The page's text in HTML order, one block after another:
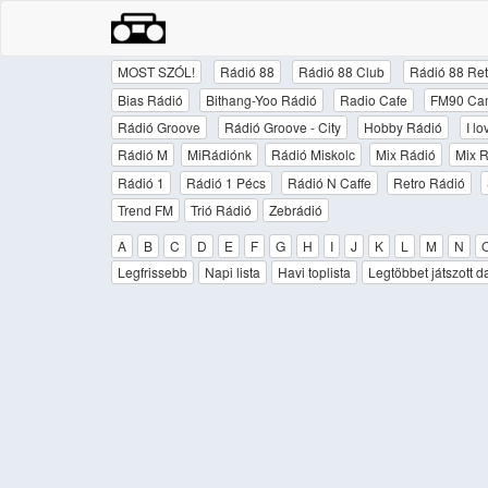
MOST SZÓL! Rádió 88 Rádió 88 Club
Rádió 88
Bias Rádió
Bithang-Yoo Rádió Radio Cafe
FM90
Rádió Groove
Rádió Groove - City Hobby Rádió
I
Rádió M
MiRádiónk Rádió Miskolc Mix Rádió
Mix
Rádió 1
Rádió 1 Pécs Rádió N Caffe Retro Rádió
Trend FM
Trió Rádió
Zebrádió
A
B C D E F G H I J K L M N
Legfrissebb
Napi lista Havi toplista Legtöbbet játszott